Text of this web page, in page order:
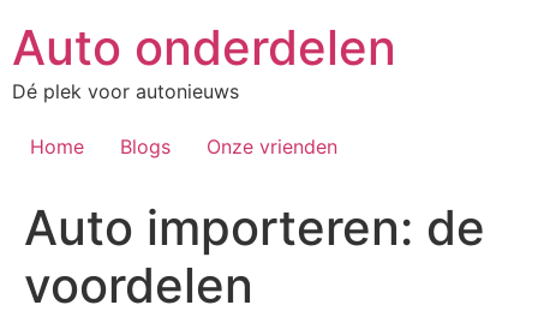
Auto onderdelen
Dé plek voor autonieuws
Home Blogs Onze vrienden
Auto importeren: de
voordelen